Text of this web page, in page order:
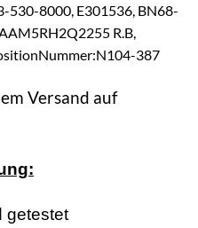
530-8000, E301536, BN68-
R.B,
387
Versand auf
getestet